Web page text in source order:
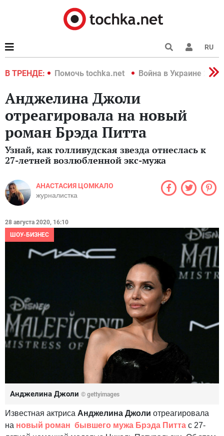
RU
В ТРЕНДЕ:
2022 Помочь tochka.net Война в Украине 2022
Анджелина Джоли
отреагировала на новый
роман Брэда Питта
Узнай, как голливудская звезда отнеслась к
27-летней возлюбленной экс-мужа
АНАСТАСИЯ ЦОМКАЛО
журналистка
28 августа 2020, 16:10
ШОУ-БИЗНЕС
Анджелина Джоли © gettyimages
Известная актриса Анджелина Джоли отреагировала
на новый роман бывшего мужа Брэда Питта с 27-